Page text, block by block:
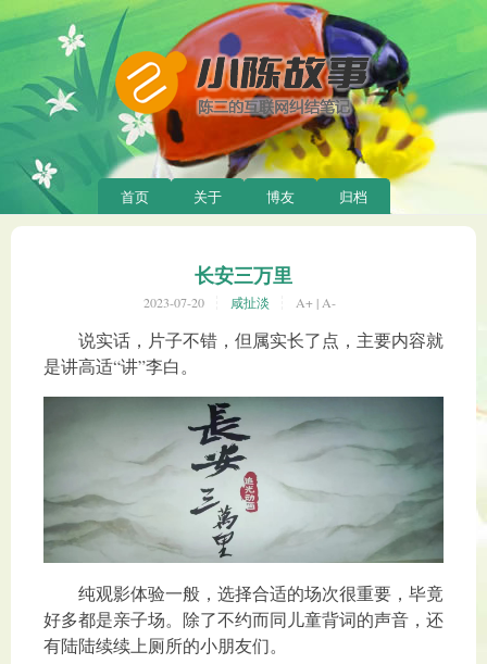
首页 关于 博友 归档
长安三万里
2023-07-20 咸扯淡 A+ |A-
说实话，片子不错，但属实长了点，主要内容就
是讲高适“讲”李白。
纯观影体验一般，选择合适的场次很重要，毕竟
好多都是亲子场。除了不约而同儿童背词的声音，还
有陆陆续续上厕所的小朋友们。